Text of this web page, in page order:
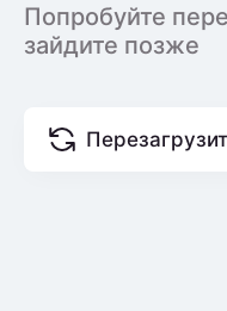
Попробуйте
зайдите позже